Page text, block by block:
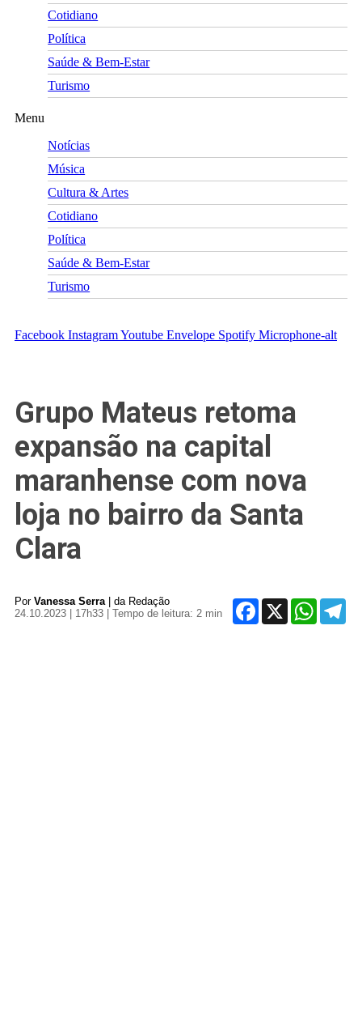
Cotidiano
Política
Saúde & Bem-Estar
Turismo
Menu
Notícias
Música
Cultura & Artes
Cotidiano
Política
Saúde & Bem-Estar
Turismo
Facebook InstagramYoutube Envelope Spotify Microphone-alt
Grupo Mateus retoma
expansão na capital
maranhense com nova
loja no bairro da Santa
Clara
Por Vanessa Serra| da Redação
24.10.2023 | 17h33
| Tempo de leitura: 2 min
Facebook
X